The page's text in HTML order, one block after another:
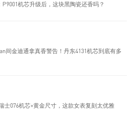
机芯升级后，这块黑陶瓷还香吗？
间金迪通拿真香警告！丹东4131机芯到底有多
士076机芯+黄金尺寸，这款女表复刻太优雅